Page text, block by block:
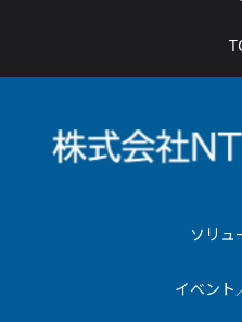
ソリュ
イベント